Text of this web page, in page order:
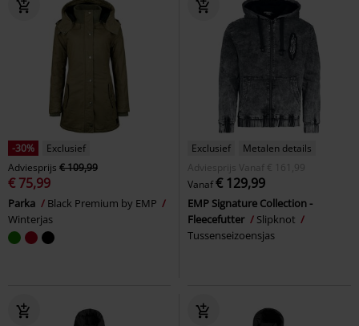
-30%
Exclusief
Adviesprijs € 109,99
€ 75,99
Parka
Black Premium by EMP
Winterjas
Exclusief
Metalen details
Adviesprijs
Vanaf € 161,99
Vanaf€ 129,99
EMP Signature Collection -
Fleecefutter
Slipknot
Tussenseizoensjas